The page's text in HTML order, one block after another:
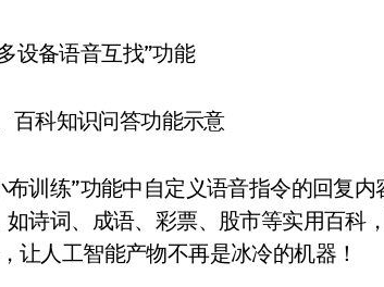
科知识问答功能示意
练”功能中自定义语音指令的回复内
诗词、成语、彩票、股市等实用百科
让人工智能产物不再是冰冷的机器！